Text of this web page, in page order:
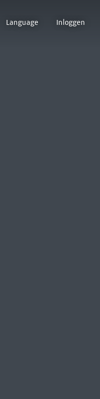
Language Inloggen